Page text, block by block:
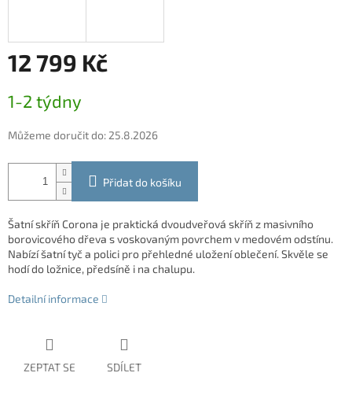
12 799 Kč
cena:
1-2 týdny
Můžeme doručit do: 25.8.2026
Přidat do košíku
Šatní skříň Corona je praktická dvoudveřová skříň z masivního
borovicového dřeva s voskovaným povrchem v medovém odstínu.
Nabízí šatní tyč a polici pro přehledné uložení oblečení. Skvěle se
hodí do ložnice, předsíně i na chalupu.
Detailní informace
ZEPTAT SE SDÍLET